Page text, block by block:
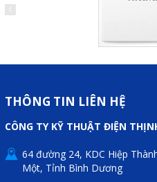
THÔNG TIN LIÊN HỆ
CÔNG TY KỸ THUẬT ĐIỆN
64 đường 24, KDC Hiệp
Một, Tỉnh Bình Dương